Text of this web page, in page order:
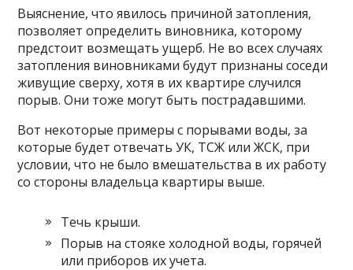
Выяснение, что явилось причиной затопления,
позволяет определить виновника, которому
предстоит возмещать ущерб. Не во всех случаях
затопления виновниками будут признаны соседи
живущие сверху, хотя в их квартире случился
порыв. Они тоже могут быть пострадавшими.
Вот некоторые примеры с порывами воды, за
которые будет отвечать УК, ТСЖ или ЖСК, при
условии, что не было вмешательства в их работу
со стороны владельца квартиры выше.
Течь крыши.
Порыв на стояке холодной воды, горячей
или приборов их учета.